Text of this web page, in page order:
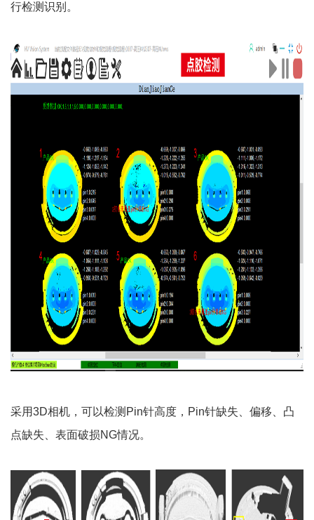
行检测识别。
采用3D相机，可以检测Pin针高度，Pin针缺失、偏移、凸
点缺失、表面破损NG情况。